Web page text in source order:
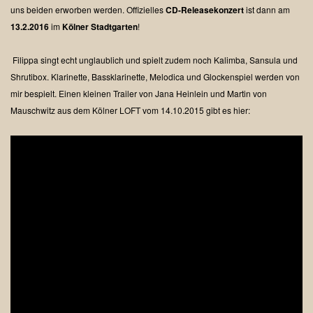
uns beiden erworben werden. OffiziellesCD-Releasekonzertist dann am
13.2.2016imKölner Stadtgarten!
Filippa singt echt unglaublich und spielt zudem noch Kalimba, Sansula und
Shrutibox. Klarinette, Bassklarinette, Melodica und Glockenspiel werden von
mir bespielt. Einen kleinen Trailer von Jana Heinlein und Martin von
Mauschwitz aus dem Kölner LOFT vom 14.10.2015 gibt es hier: